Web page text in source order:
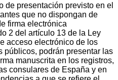
de presentación previsto en el
que no dispongan de
firma electrónica
2 del artículo 13 de la Ley
acceso electrónico de los
públicos, podrán presentar las
manuscrita en los registros,
consulares de España y en